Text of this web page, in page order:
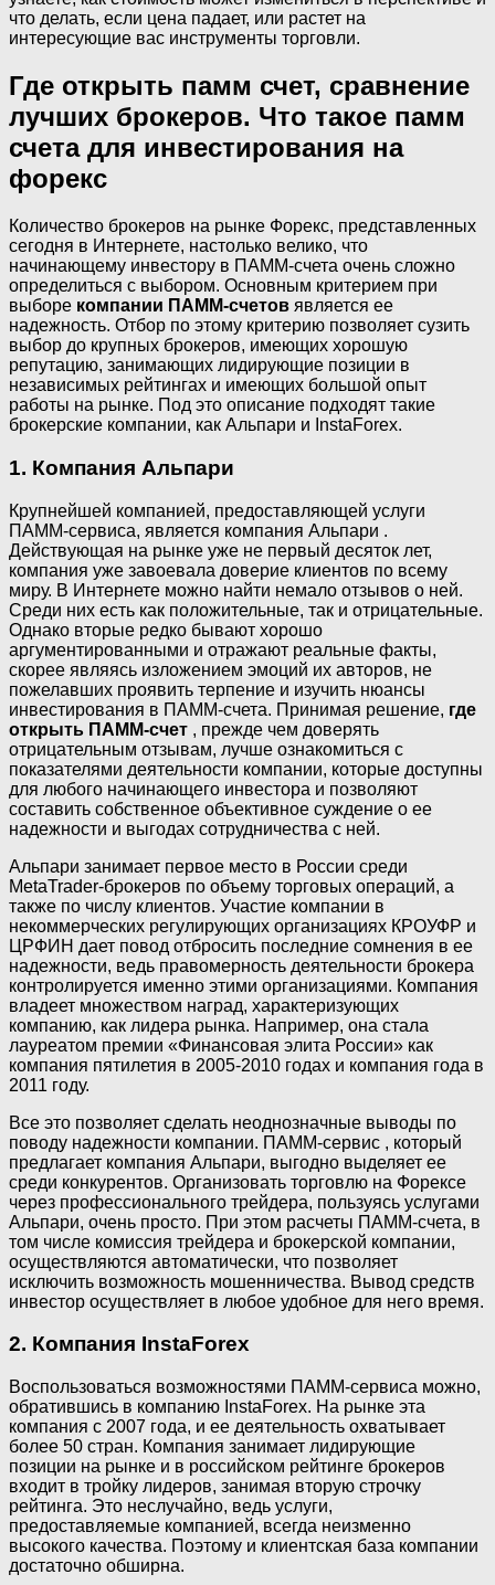
что делать, если цена падает, или растет на
интересующие вас инструменты торговли.
Где открыть памм счет, сравнение
лучших брокеров. Что такое памм
счета для инвестирования на
форекс
Количество брокеров на рынке Форекс, представленных
сегодня в Интернете, настолько велико, что
начинающему инвестору в ПАММ-счета очень сложно
определиться с выбором. Основным критерием при
выборе компании ПАММ-счетов является ее
надежность. Отбор по этому критерию позволяет сузить
выбор до крупных брокеров, имеющих хорошую
репутацию, занимающих лидирующие позиции в
независимых рейтингах и имеющих большой опыт
работы на рынке. Под это описание подходят такие
брокерские компании, как Альпари и InstaForex.
1. Компания Альпари
Крупнейшей компанией, предоставляющей услуги
ПАММ-сервиса, является компания Альпари .
Действующая на рынке уже не первый десяток лет,
компания уже завоевала доверие клиентов по всему
миру. В Интернете можно найти немало отзывов о ней.
Среди них есть как положительные, так и отрицательные.
Однако вторые редко бывают хорошо
аргументированными и отражают реальные факты,
скорее являясь изложением эмоций их авторов, не
пожелавших проявить терпение и изучить нюансы
инвестирования в ПАММ-счета. Принимая решение, где
открыть ПАММ-счет , прежде чем доверять
отрицательным отзывам, лучше ознакомиться с
показателями деятельности компании, которые доступны
для любого начинающего инвестора и позволяют
составить собственное объективное суждение о ее
надежности и выгодах сотрудничества с ней.
Альпари занимает первое место в России среди
MetaTrader-брокеров по объему торговых операций, а
также по числу клиентов. Участие компании в
некоммерческих регулирующих организациях КРОУФР и
ЦРФИН дает повод отбросить последние сомнения в ее
надежности, ведь правомерность деятельности брокера
контролируется именно этими организациями. Компания
владеет множеством наград, характеризующих
компанию, как лидера рынка. Например, она стала
лауреатом премии «Финансовая элита России» как
компания пятилетия в 2005-2010 годах и компания года в
2011 году.
Все это позволяет сделать неоднозначные выводы по
поводу надежности компании. ПАММ-сервис , который
предлагает компания Альпари, выгодно выделяет ее
среди конкурентов. Организовать торговлю на Форексе
через профессионального трейдера, пользуясь услугами
Альпари, очень просто. При этом расчеты ПАММ-счета, в
том числе комиссия трейдера и брокерской компании,
осуществляются автоматически, что позволяет
исключить возможность мошенничества. Вывод средств
инвестор осуществляет в любое удобное для него время.
2. Компания InstaForex
Воспользоваться возможностями ПАММ-сервиса можно,
обратившись в компанию InstaForex. На рынке эта
компания с 2007 года, и ее деятельность охватывает
более 50 стран. Компания занимает лидирующие
позиции на рынке и в российском рейтинге брокеров
входит в тройку лидеров, занимая вторую строчку
рейтинга. Это неслучайно, ведь услуги,
предоставляемые компанией, всегда неизменно
высокого качества. Поэтому и клиентская база компании
достаточно обширна.